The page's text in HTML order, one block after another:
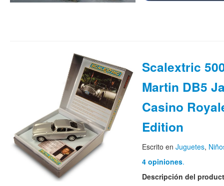
Scalextric
Martin DB5
Casino
Edition
Escrito en Juguetes,
4 opiniones.
Descripción del